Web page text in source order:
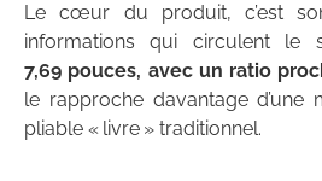
Le cœur du produit, c’est
informations qui circulent le
7,69 pouces, avec un ratio
le rapproche davantage d’une
pliable « livre » traditionnel.